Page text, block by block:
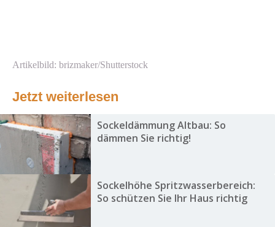
Artikelbild: brizmaker/Shutterstock
Jetzt weiterlesen
Sockeldämmung Altbau: So
dämmen Sie richtig!
Sockelhöhe Spritzwasserbereich:
So schützen Sie Ihr Haus richtig